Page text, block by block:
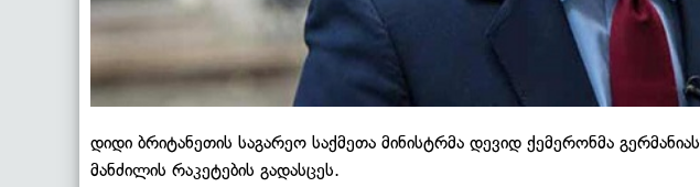
დიდი ბრიტანეთის საგარეო საქმეთა მინისტრმა დევიდ ქემერონმა გერმანიას
მანძილის რაკეტების გადასცეს.